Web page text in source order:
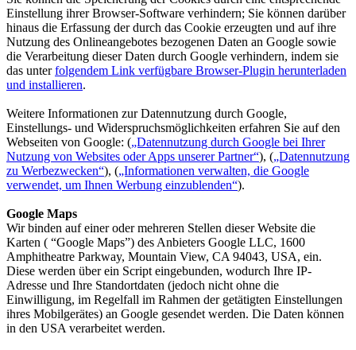
Einstellung ihrer Browser-Software verhindern; Sie können darüber
hinaus die Erfassung der durch das Cookie erzeugten und auf ihre
Nutzung des Onlineangebotes bezogenen Daten an Google sowie
die Verarbeitung dieser Daten durch Google verhindern, indem sie
das unterfolgendem Link verfügbare Browser-Plugin herunterladen
und installieren.
Weitere Informationen zur Datennutzung durch Google,
Einstellungs- und Widerspruchsmöglichkeiten erfahren Sie auf den
Webseiten von Google: („Datennutzung durch Google bei Ihrer
Nutzung von Websites oder Apps unserer Partner“), („Datennutzung
zu Werbezwecken“), („Informationen verwalten, die Google
verwendet, um Ihnen Werbung einzublenden“).
Google Maps
Wir binden auf einer oder mehreren Stellen dieser Website die
Karten ( “Google Maps”) des Anbieters Google LLC, 1600
Amphitheatre Parkway, Mountain View, CA 94043, USA, ein.
Diese werden über ein Script eingebunden, wodurch Ihre IP-
Adresse und Ihre Standortdaten (jedoch nicht ohne die
Einwilligung, im Regelfall im Rahmen der getätigten Einstellungen
ihres Mobilgerätes) an Google gesendet werden. Die Daten können
in den USA verarbeitet werden.